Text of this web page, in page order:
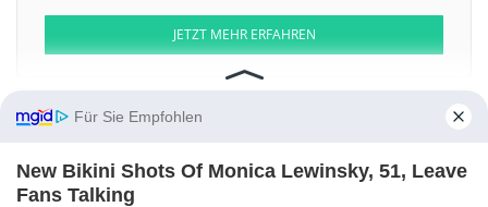
JETZT MEHR ERFAHREN
Aktien ATX DAX EuroStoxx 50 Dow Jones NASDAQ 100
Nikkei 225
S&P 500
Für Sie Empfohlen
New Bikini Shots Of Monica Lewinsky, 51, Leave
Fans Talking